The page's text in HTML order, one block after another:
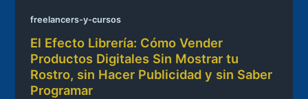
freelancers-y-cursos
El Efecto Librería: Cómo Vender
Productos Digitales Sin Mostrar tu
Rostro, sin Hacer Publicidad y sin Saber
Programar